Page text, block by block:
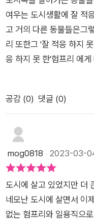
시킵니다.겨우 살아가고
다.하지만 우연히 발견
삶의 의미를 찾아 살아가
다.내 삶이 투영된 그림
에 깊은 공감을 하기도
누구의 것도 아니다>는
다.클라이브와 험프리가
니다.아이는 험프리가 불
도 이제 험프리는그 속에
해당도서는
관으로 작성한 글입니다
도시의밤 #책읽는곰#도
여우는 도시생활에 잘 적
고 거의 다른 동물들은그
리 또한그 '잘 적응 하지
응 하지 못 한'험프리 에
는 험프리의 모습에꽤나
누구의 것도 아니다 연극
극 처럼 달콤쌉싸름 하게
금 무척 지쳐있는 당신에
싶어진다
공감 (0) 댓글 (0)
mog0818 2023-03-
도시에 살고 있었지만 더
네모난 도시에 살면서 이
없는 험프리와 일용직으